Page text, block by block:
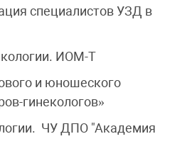
специалистов УЗД в
ИОМ-Т
и юношеского
гинекологов»
ЧУ ДПО "Академия